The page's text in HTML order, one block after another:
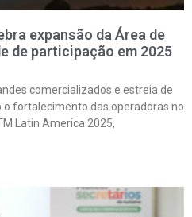
expansão da Área de
de participação em 2025
comercializados e estreia de
fortalecimento das operadoras no
Latin America 2025,